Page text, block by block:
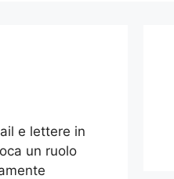
e lettere in
un ruolo